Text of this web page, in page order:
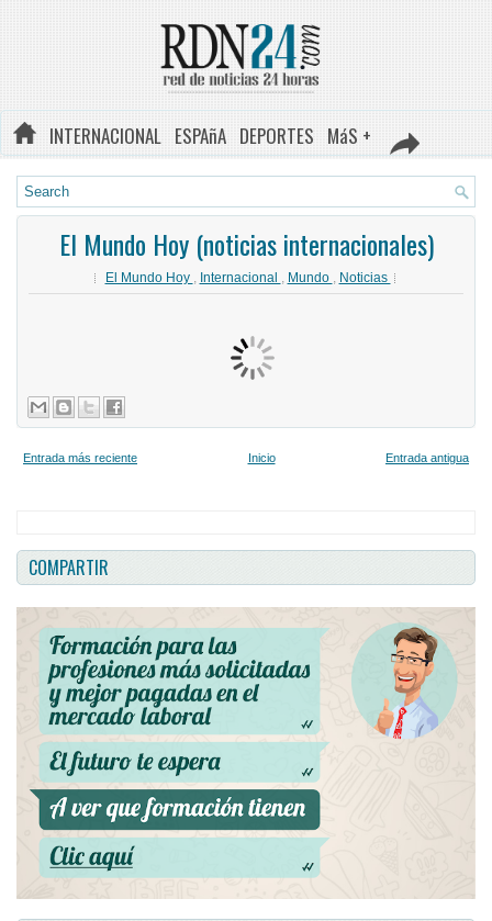
INTERNACIONAL ESPAñA DEPORTES MáS +
El Mundo Hoy (noticias internacionales)
El Mundo Hoy , Internacional , Mundo , Noticias
Entrada más reciente Entrada antigua
Inicio
COMPARTIR